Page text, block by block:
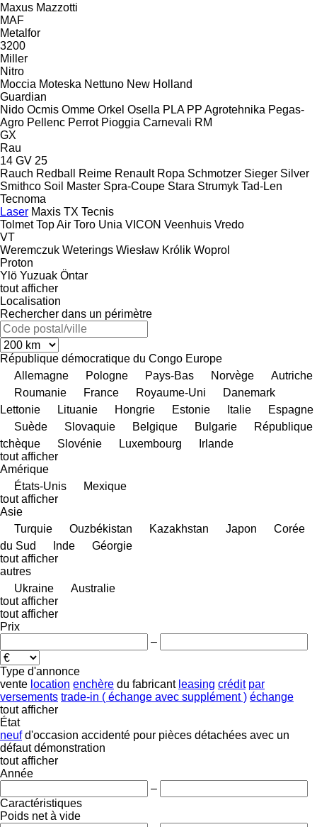
Maxus Mazzotti
MAF
Metalfor
3200
Miller
Nitro
Moccia Moteska Nettuno New Holland
Guardian
Nido Ocmis Omme Orkel Osella PLA PP Agrotehnika Pegas-
Agro Pellenc Perrot Pioggia Carnevali RM
GX
Rau
14 GV 25
Rauch Redball Reime Renault Ropa Schmotzer Sieger Silver
Smithco Soil Master Spra-Coupe Stara Strumyk Tad-Len
Tecnoma
Laser Maxis TX Tecnis
Tolmet Top Air Toro Unia VICON Veenhuis Vredo
VT
Weremczuk Weterings Wiesław Królik Woprol
Proton
Ylö Yuzuak Öntar
tout afficher
Localisation
Rechercher dans un périmètre
République démocratique du Congo Europe
Allemagne
Pologne Pays-Bas Norvège
Autriche
Roumanie
France Royaume-Uni
Danemark
Lettonie
Lituanie Hongrie Estonie Italie
Espagne
Suède
Slovaquie Belgique Bulgarie
République
tchèque
Slovénie Luxembourg
Irlande
tout afficher
Amérique
États-Unis
Mexique
tout afficher
Asie
Turquie
Ouzbékistan Kazakhstan Japon
Corée
du Sud
Inde
Géorgie
tout afficher
autres
Ukraine
Australie
tout afficher
tout afficher
Prix
–
Type d'annonce
vente location enchère du fabricant leasing crédit par
versements trade-in ( échange avec supplément ) échange
tout afficher
État
neuf d'occasion accidenté pour pièces détachées avec un
défaut démonstration
tout afficher
Année
–
Caractéristiques
Poids net à vide